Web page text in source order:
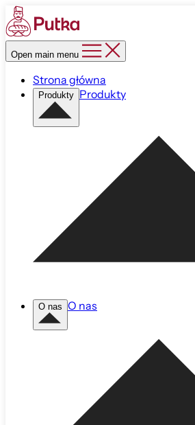
Open main menu
Strona główna
Produkty Produkty
O nas O nas